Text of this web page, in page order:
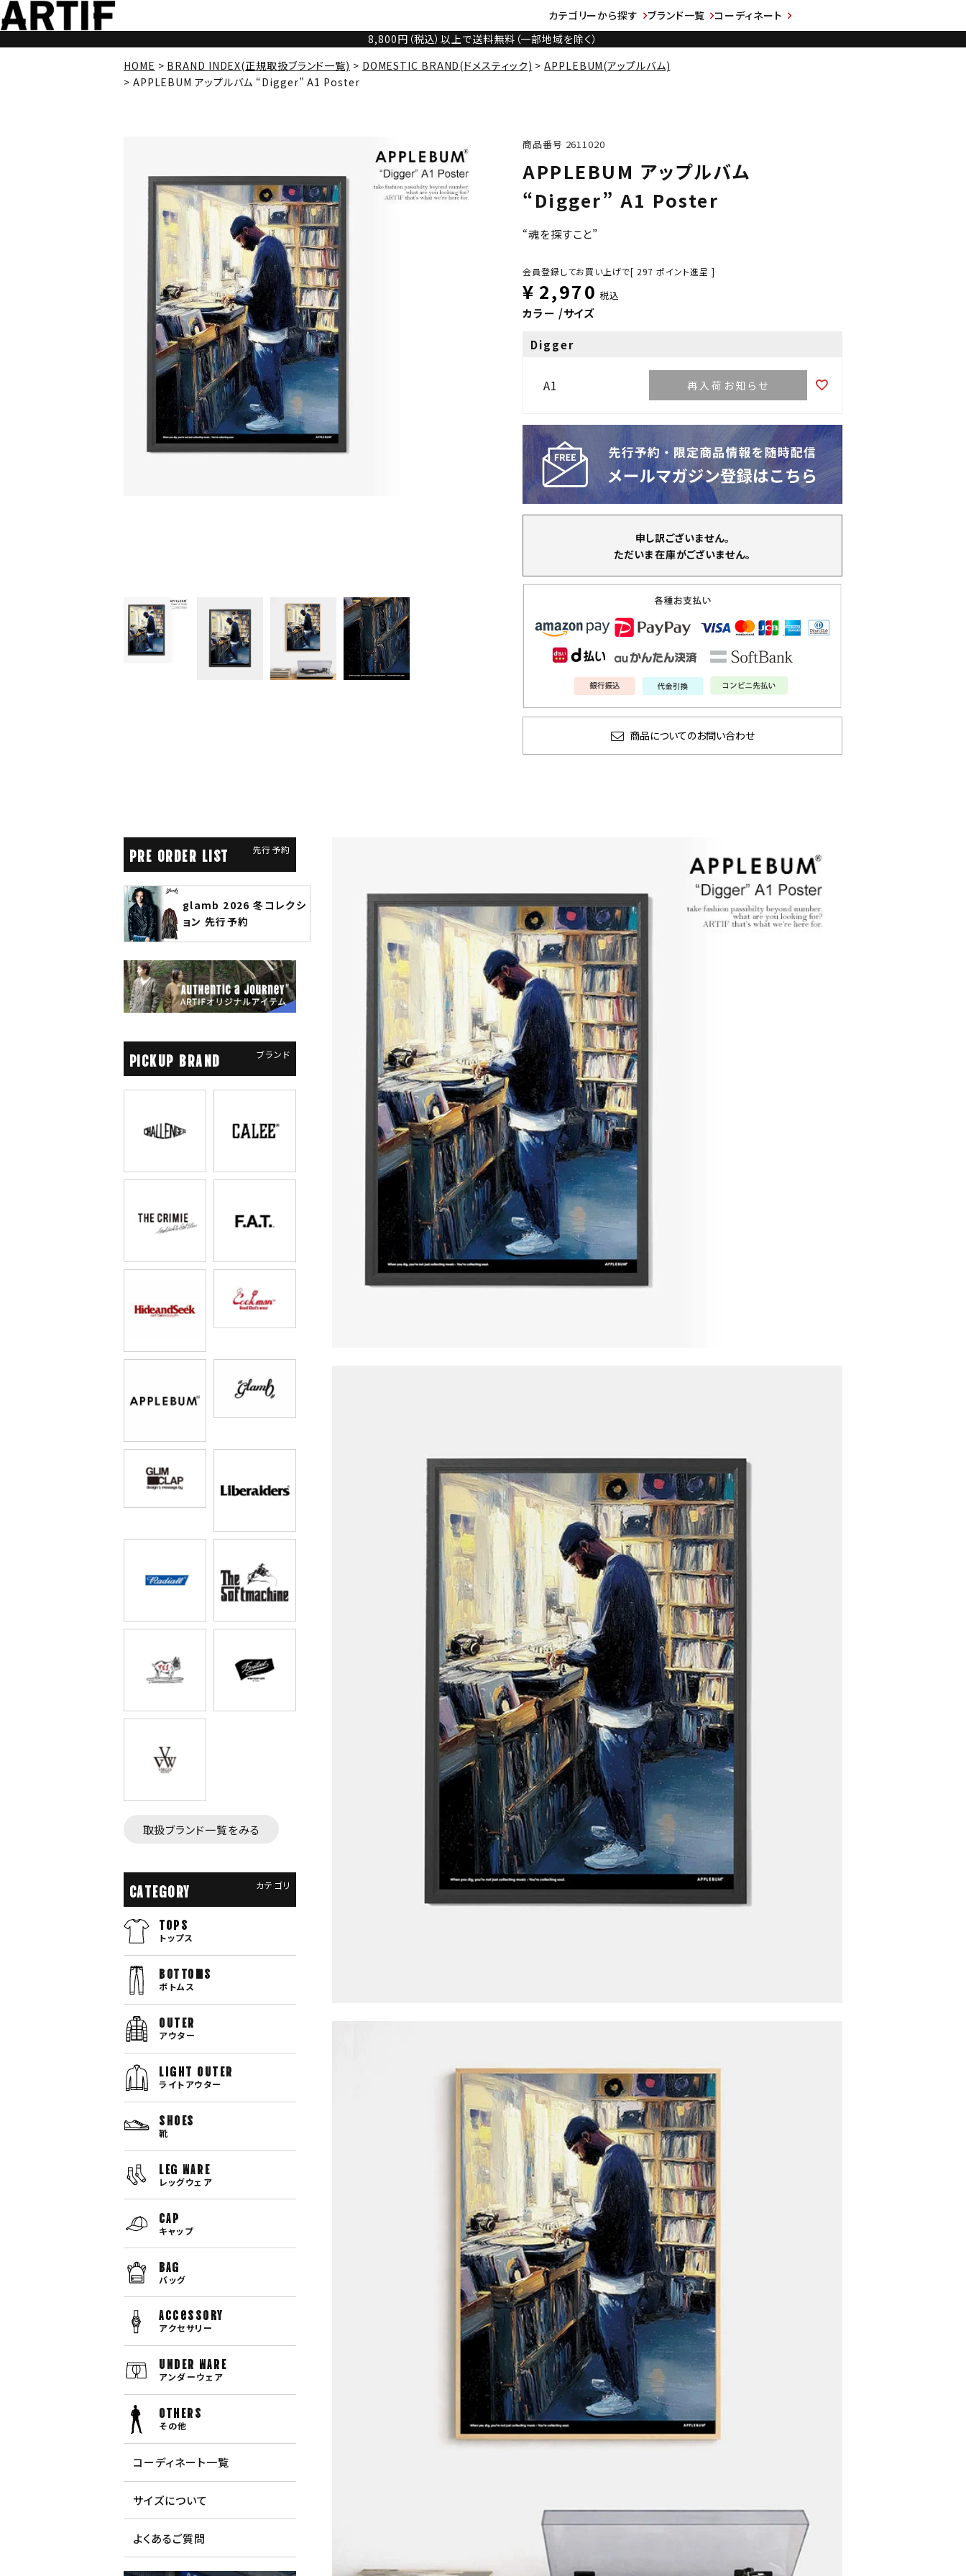
カテゴリーから探す ブランド一覧
コーディネート
8,800円（税込）以上で送料無料（一部地域を除く）
HOME
BRAND INDEX(正規取扱ブランド一覧) DOMESTIC BRAND(ドメスティック)
APPLEBUM(アップルバム)
APPLEBUM アップルバム “Digger” A1 Poster
商品番号 2611020
APPLEBUM アップルバム
“Digger” A1 Poster
“魂を探すこと”
会員登録してお買い上げで[ 297 ポイント進呈 ]
¥ 2,970 税込
カラー サイズ
Digger
A1 再入荷お知らせ
申し訳ございません。
ただいま在庫がございません。
商品についてのお問い合わせ
PRE ORDER LIST 先行予約
glamb 2026 冬コレクシ
ANGENEHM 2026 秋冬
先行予約
CLUCT 2026 冬
COLLECTION 先行予約
glamb × 劇場版『チェン
ソーマン レゼ篇』第2弾
先行予約
GLIMCLAP 2026 秋冬
1st 先行予約
PICKUP BRAND ブランド
取扱ブランド一覧をみる
CATEGORY カテゴリ
TOPS
トップス
bottoms
ボトムス
OUTER
アウター
LIGHT OUTER
ライトアウター
SHOES
靴
LEG WARE
レッグウェア
CAP
キャップ
BAG
バッグ
Accessory
アクセサリー
UNDER WARE
アンダーウェア
OTHERS
その他
コーディネート一覧
サイズについて
よくあるご質問